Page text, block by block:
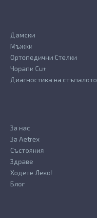
Дамски
Мъжки
Ортопедични Стелки
Чорапи Cu+
Диагностика на стъпалото
За нас
За Aetrex
Състояния
Здраве
Ходете Леко!
Блог